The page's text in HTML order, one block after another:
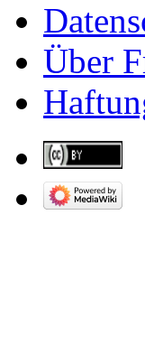
Über